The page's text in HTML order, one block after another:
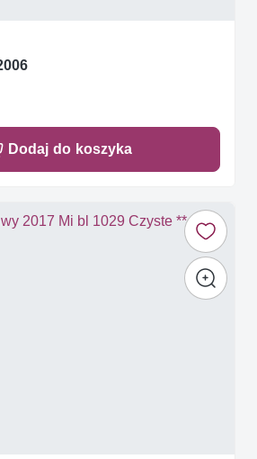
Dodaj do koszyka